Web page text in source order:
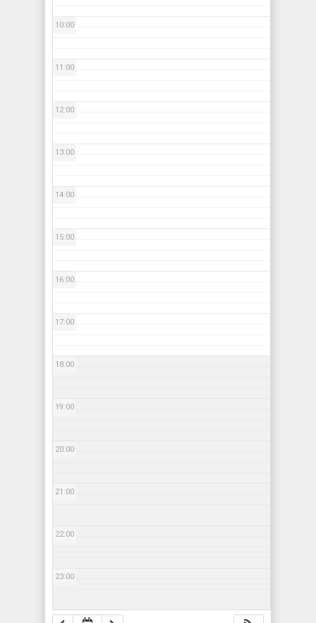
10:00
11:00
12:00
13:00
14:00
15:00
16:00
17:00
18:00
19:00
20:00
21:00
22:00
23:00